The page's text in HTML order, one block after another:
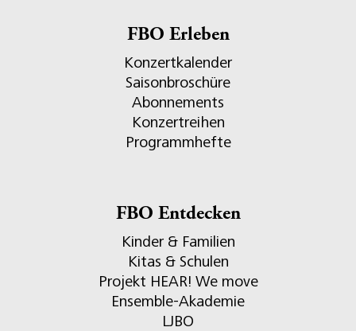
FBO Erleben
Konzertkalender
Saisonbroschüre
Abonnements
Konzertreihen
Programmhefte
FBO Entdecken
Kinder & Familien
Kitas & Schulen
Projekt HEAR! We move
Ensemble-Akademie
LJBO